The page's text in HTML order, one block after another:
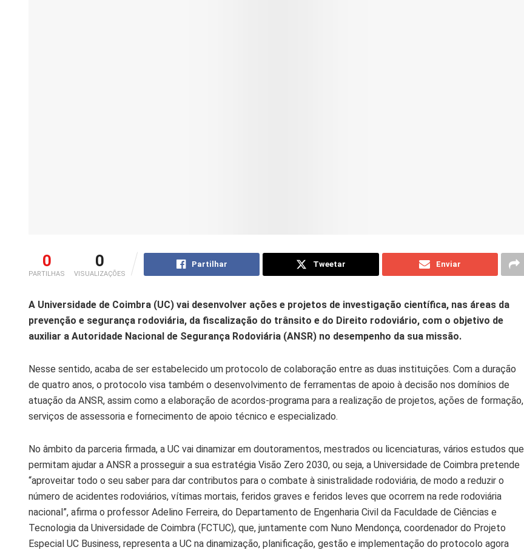
0
PARTILHAS
0
VISUALIZAÇÕES
Partilhar Tweetar Enviar
A Universidade de Coimbra (UC) vai desenvolver ações e projetos de investigação científica, nas áreas da
prevenção e segurança rodoviária, da fiscalização do trânsito e do Direito rodoviário, com o objetivo de
auxiliar a Autoridade Nacional de Segurança Rodoviária (ANSR) no desempenho da sua missão.
Nesse sentido, acaba de ser estabelecido um protocolo de colaboração entre as duas instituições. Com a duração
de quatro anos, o protocolo visa também o desenvolvimento de ferramentas de apoio à decisão nos domínios de
atuação da ANSR, assim como a elaboração de acordos-programa para a realização de projetos, ações de formação,
serviços de assessoria e fornecimento de apoio técnico e especializado.
No âmbito da parceria firmada, a UC vai dinamizar em doutoramentos, mestrados ou licenciaturas, vários estudos que
permitam ajudar a ANSR a prosseguir a sua estratégia Visão Zero 2030, ou seja, a Universidade de Coimbra pretende
“aproveitar todo o seu saber para dar contributos para o combate à sinistralidade rodoviária, de modo a reduzir o
número de acidentes rodoviários, vítimas mortais, feridos graves e feridos leves que ocorrem na rede rodoviária
nacional”, afirma o professor Adelino Ferreira, do Departamento de Engenharia Civil da Faculdade de Ciências e
Tecnologia da Universidade de Coimbra (FCTUC), que, juntamente com Nuno Mendonça, coordenador do Projeto
Especial UC Business, representa a UC na dinamização, planificação, gestão e implementação do protocolo agora